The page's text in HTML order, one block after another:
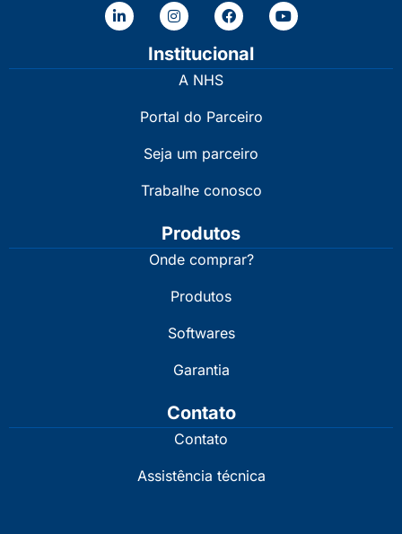
Institucional
A NHS
Portal do Parceiro
Seja um parceiro
Trabalhe conosco
Produtos
Onde comprar?
Produtos
Softwares
Garantia
Contato
Contato
Assistência técnica